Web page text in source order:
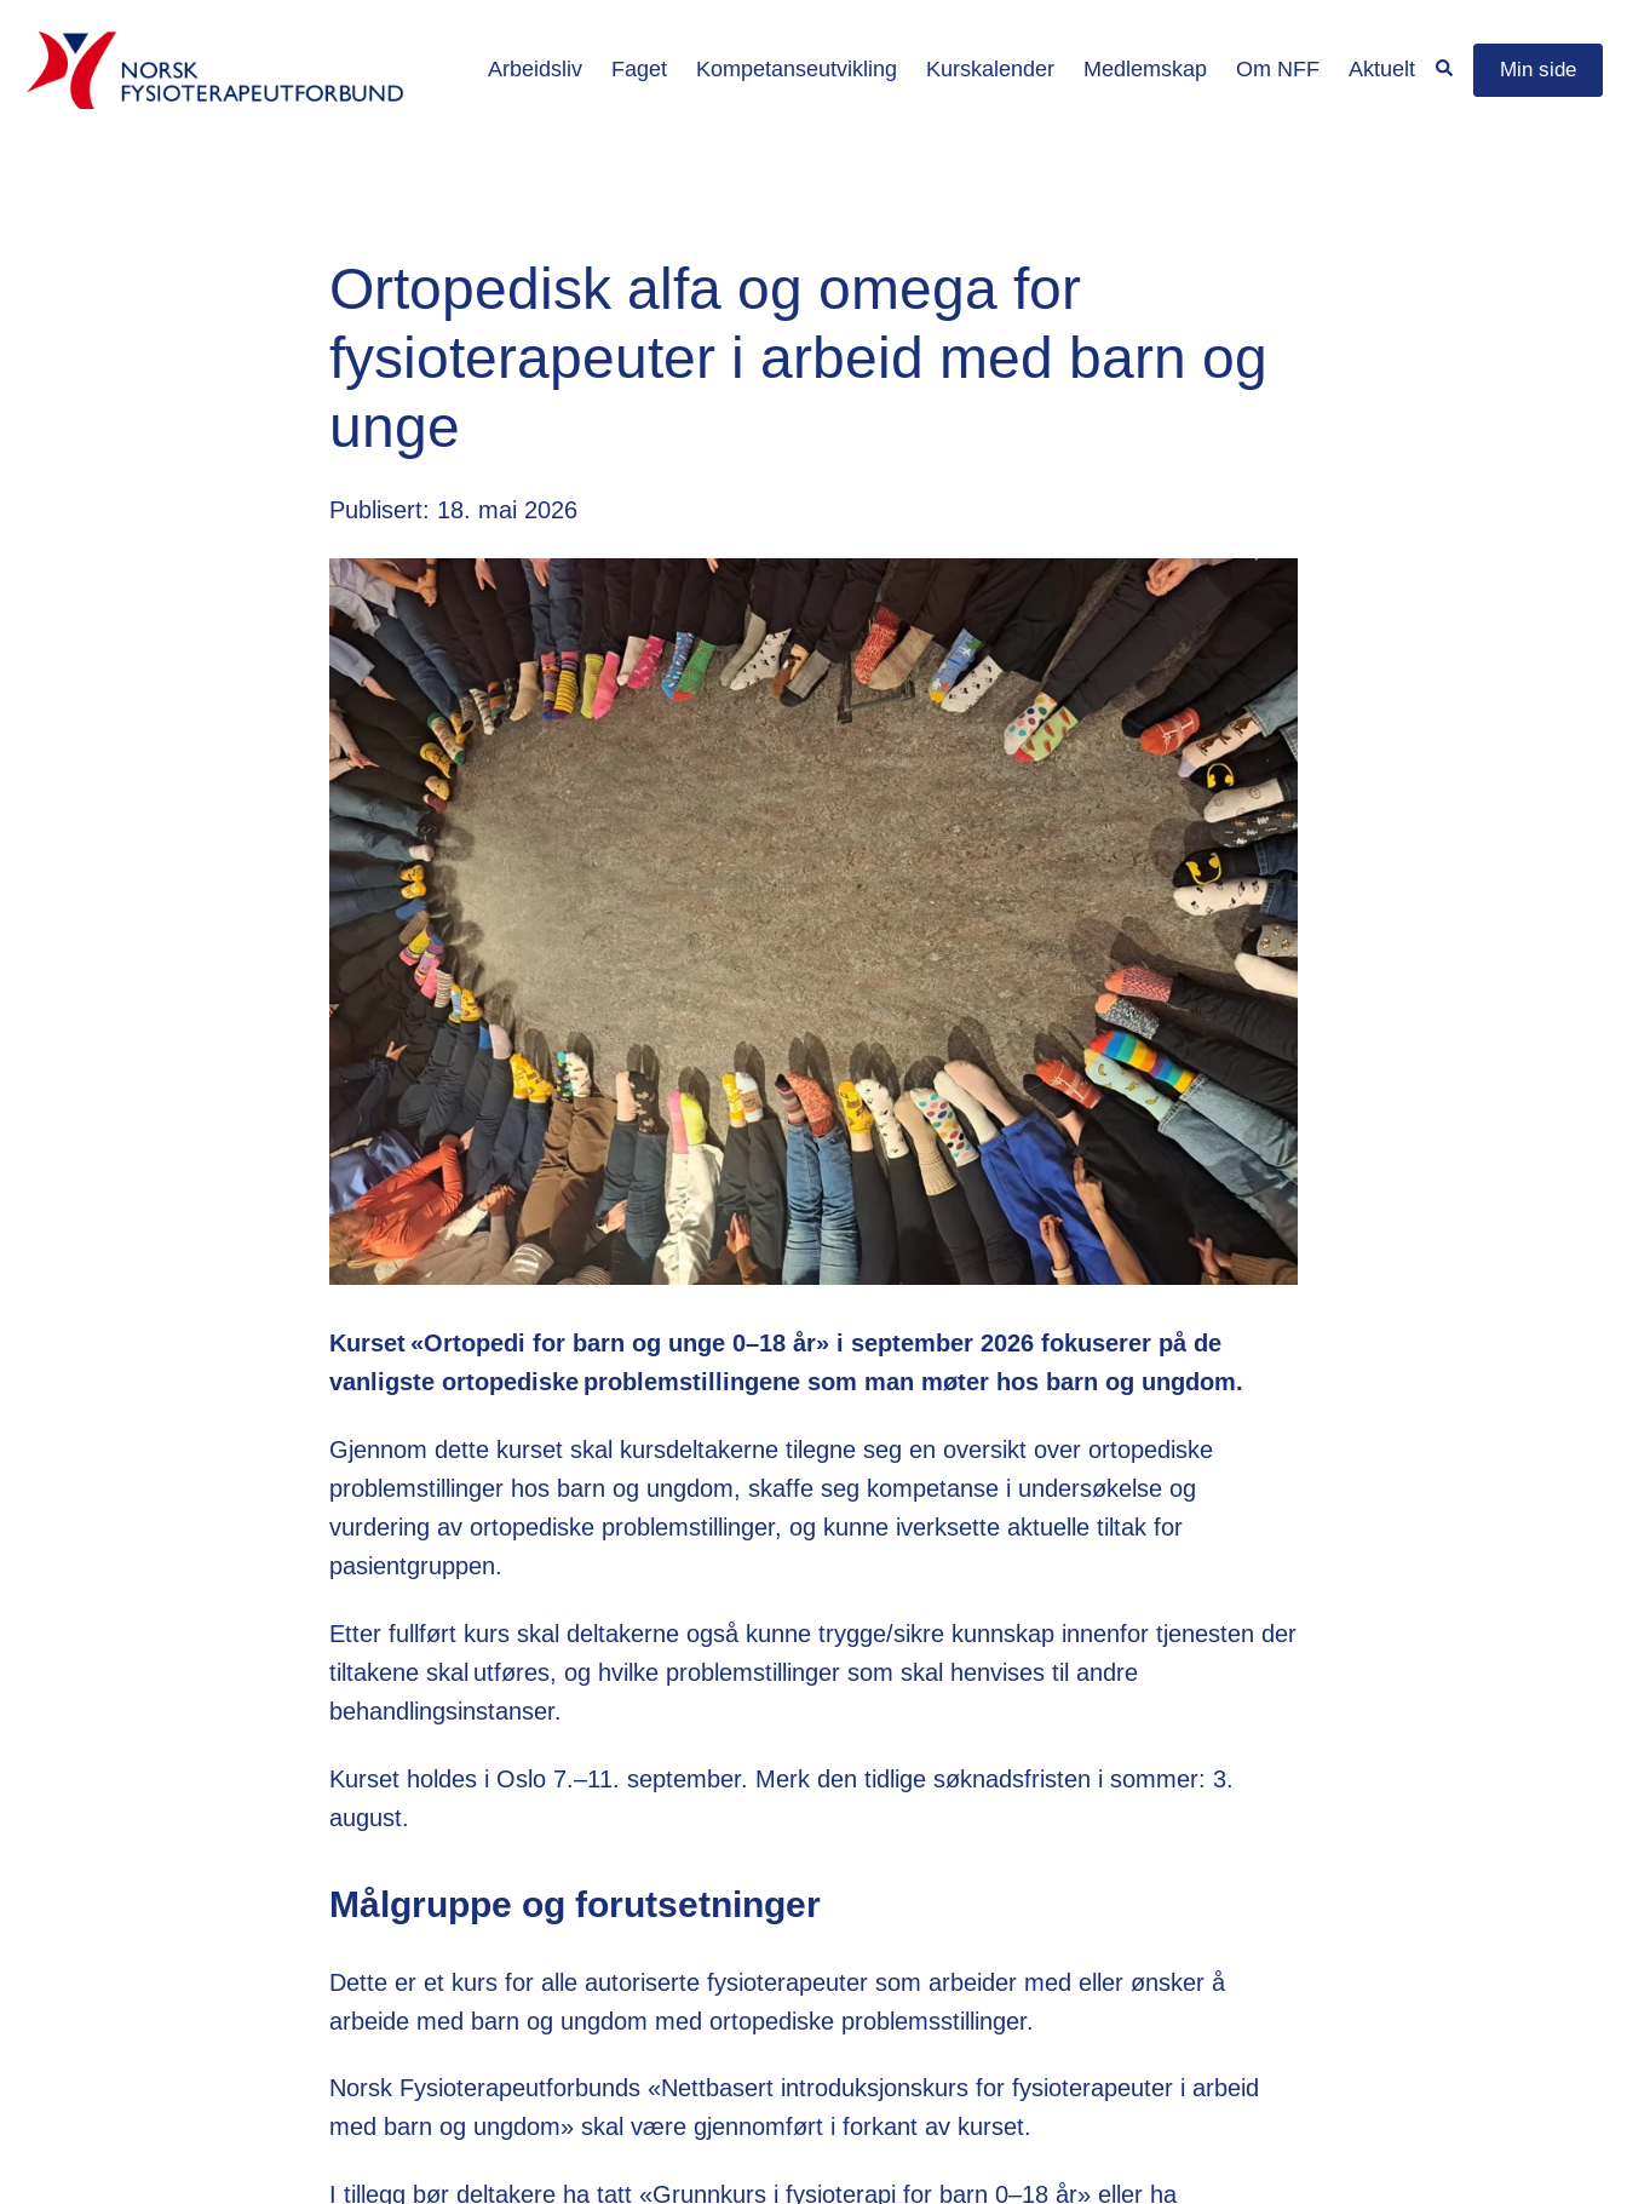
Arbeidsliv Faget Kompetanseutvikling Kurskalender Medlemskap Om NFF Aktuelt Min side
Ortopedisk alfa og omega for
fysioterapeuter i arbeid med barn og
unge
Publisert: 18. mai 2026
Kurset «Ortopedi for barn og unge 0–18 år» i september 2026 fokuserer på de
vanligste ortopediske problemstillingene som man møter hos barn og ungdom.
Gjennom dette kurset skal kursdeltakerne tilegne seg en oversikt over ortopediske
problemstillinger hos barn og ungdom, skaffe seg kompetanse i undersøkelse og
vurdering av ortopediske problemstillinger, og kunne iverksette aktuelle tiltak for
pasientgruppen.
Etter fullført kurs skal deltakerne også kunne trygge/sikre kunnskap innenfor tjenesten der
tiltakene skal utføres, og hvilke problemstillinger som skal henvises til andre
behandlingsinstanser.
Kurset holdes i Oslo 7.–11. september. Merk den tidlige søknadsfristen i sommer: 3.
august.
Målgruppe og forutsetninger
Dette er et kurs for alle autoriserte fysioterapeuter som arbeider med eller ønsker å
arbeide med barn og ungdom med ortopediske problemsstillinger.
Norsk Fysioterapeutforbunds «Nettbasert introduksjonskurs for fysioterapeuter i arbeid
med barn og ungdom» skal være gjennomført i forkant av kurset.
I tillegg bør deltakere ha tatt «Grunnkurs i fysioterapi for barn 0–18 år» eller ha